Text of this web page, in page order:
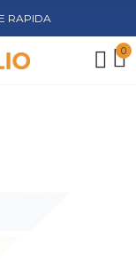
RAPIDA
0